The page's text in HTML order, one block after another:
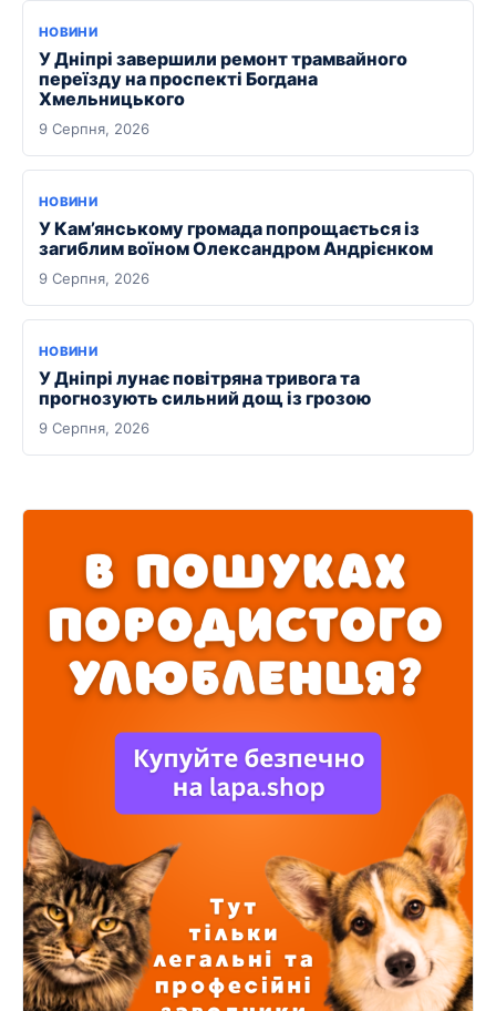
НОВИНИ
У Дніпрі завершили ремонт трамвайного
переїзду на проспекті Богдана
Хмельницького
9 Серпня, 2026
НОВИНИ
У Кам’янському громада попрощається із
загиблим воїном Олександром Андрієнком
9 Серпня, 2026
НОВИНИ
У Дніпрі лунає повітряна тривога та
прогнозують сильний дощ із грозою
9 Серпня, 2026